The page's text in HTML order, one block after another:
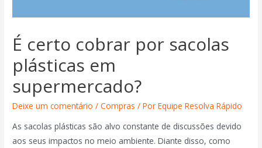
É certo cobrar por sacolas
plásticas em
supermercado?
Deixe um comentário /Compras / PorEquipe Resolva Rápido
As sacolas plásticas são alvo constante de discussões devido
aos seus impactos no meio ambiente. Diante disso, como